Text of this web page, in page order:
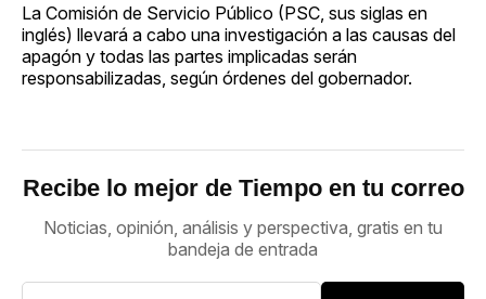
La Comisión de Servicio Público (PSC, sus siglas en
inglés) llevará a cabo una investigación a las causas del
apagón y todas las partes implicadas serán
responsabilizadas, según órdenes del gobernador.
Recibe lo mejor de Tiempo en tu correo
Noticias, opinión, análisis y perspectiva, gratis en tu
bandeja de entrada